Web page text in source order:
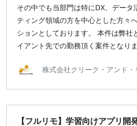
その中でも当部門は特にDX、データ
ティング領域の方を中心とした方々
ションとしております。 本件は弊社
イアント先での勤務頂く案件となりま
株式会社クリーク・アンド・
【フルリモ】学習向けアプリ開